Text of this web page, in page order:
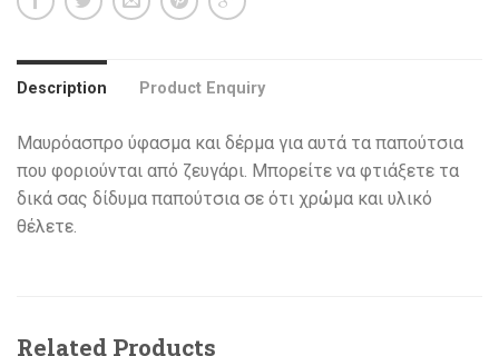
Description Product Enquiry
Μαυρόασπρο ύφασμα και δέρμα για αυτά τα παπούτσια
που φοριούνται από ζευγάρι. Μπορείτε να φτιάξετε τα
δικά σας δίδυμα παπούτσια σε ότι χρώμα και υλικό
θέλετε.
Related Products